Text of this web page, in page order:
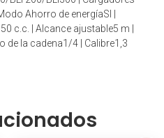
Ahorro de energíaSI |
c.c. | Alcance ajustable5 m |
de la cadena1/4 | Calibre1,3